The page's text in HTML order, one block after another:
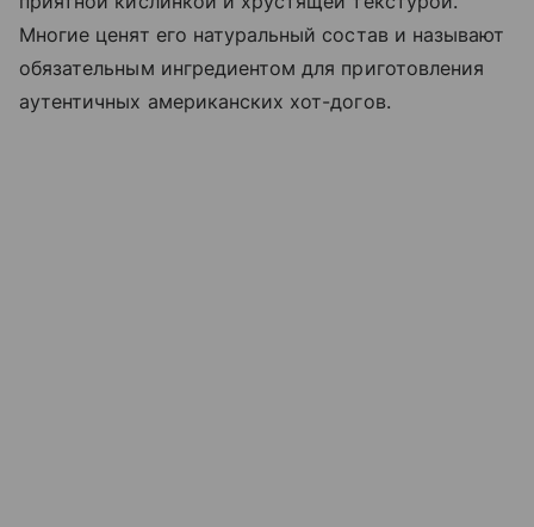
Многие ценят его натуральный состав и называют
обязательным ингредиентом для приготовления
аутентичных американских хот-догов.